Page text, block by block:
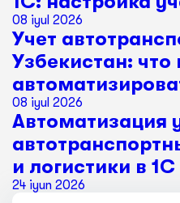
08 iyul 2026
Учет
Узбекистан:
08 iyul 2026
Автоматизация
и логистики в 1С
24 iyun 2026